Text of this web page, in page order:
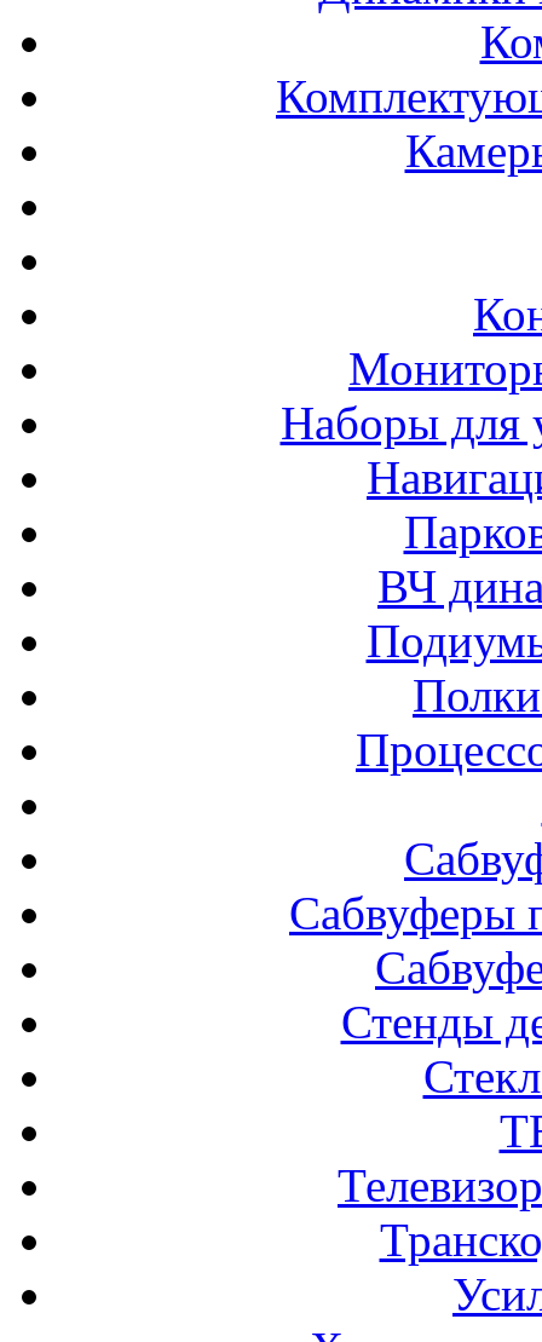
Наборы для
ВЧ
Сабвуферы
Стенды